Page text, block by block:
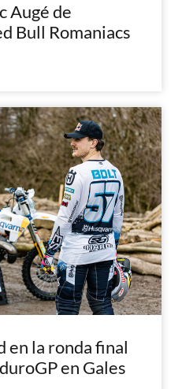
Augé de
Bull Romaniacs
en la ronda final
en Gales